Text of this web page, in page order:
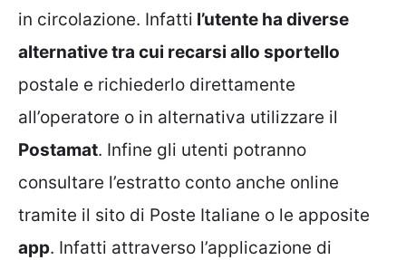
in circolazione. Infatti l’utente ha diverse
alternative tra cui recarsi allo sportello
postale e richiederlo direttamente
all’operatore o in alternativa utilizzare il
Postamat. Infine gli utenti potranno
consultare l’estratto conto anche online
tramite il sito di Poste Italiane o le apposite
app. Infatti attraverso l’applicazione di